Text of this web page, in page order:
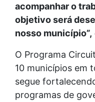
acompanhar o
objetivo será
nosso município”,
O Programa
10 municípios em
segue
programas de